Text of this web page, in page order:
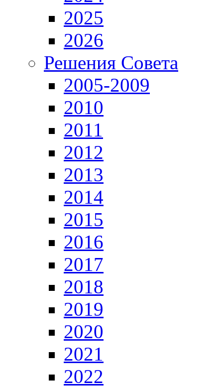
2025
2026
Решения Совета
2005-2009
2010
2011
2012
2013
2014
2015
2016
2017
2018
2019
2020
2021
2022